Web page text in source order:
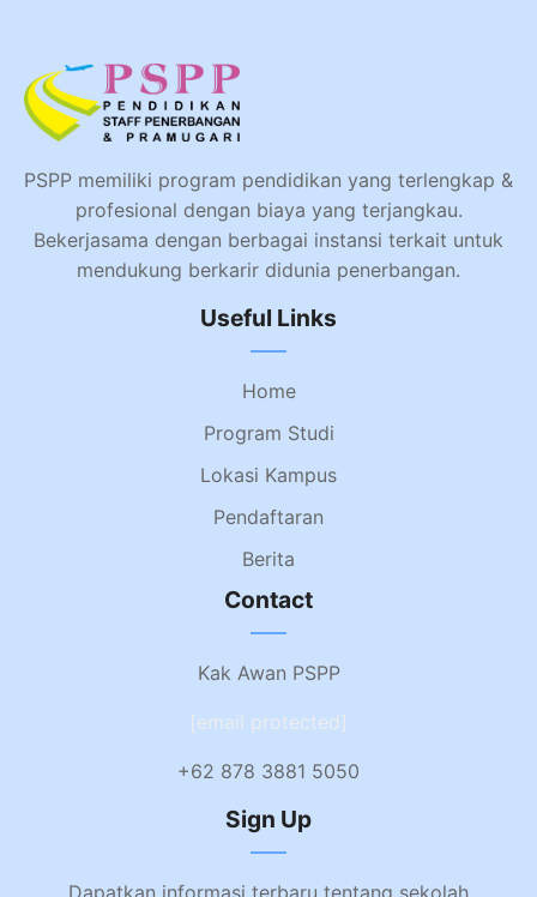
PSPP memiliki program pendidikan yang terlengkap &
profesional dengan biaya yang terjangkau.
Bekerjasama dengan berbagai instansi terkait untuk
mendukung berkarir didunia penerbangan.
Useful Links
Home
Program Studi
Lokasi Kampus
Pendaftaran
Berita
Contact
Kak Awan PSPP
[email protected]
+62 878 3881 5050
Sign Up